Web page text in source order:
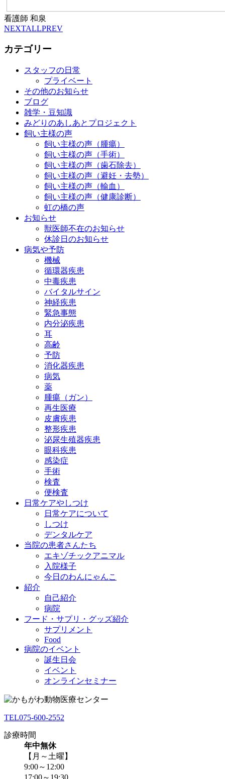
看護師 和泉
NEXTALLPREV
カテゴリー
スタッフの日常
プライベート
その他のお知らせ
ブログ
雑学・豆知識
みどりのあしあとプロジェクト
飼い主様の声
飼い主様の声（腫瘍）
飼い主様の声（手術）
飼い主様の声（歯石除去）
飼い主様の声（避妊・去勢）
飼い主様の声（輸血）
飼い主様の声（健康診断）
虹の橋の声
お知らせ
獣医師不在のお知らせ
休診日のお知らせ
病気や予防
機械
循環器疾患
中毒疾患
バイタルサイン
神経疾患
緊急事態
内分泌疾患
耳
高齢
予防
消化器疾患
病気
薬
腫瘍（ガン）
再生医療
皮膚疾患
整形疾患
泌尿生殖器疾患
眼科疾患
感染症
手術
検査
便検査
日常ケアやしつけ
日常ケアについて
しつけ
デンタルケア
当院の患者さんたち
エキゾチックアニマル
入院様子
今日のわんにゃんこ
紹介
自己紹介
病院
フード・サプリ・グッズ紹介
サプリメント
Food
病院のイベント
誕生日会
イベント
オンラインセミナー
TEL075-600-2552
診療時間
年中無休
【月～土曜】
9:00～12:00
17:00～19:30